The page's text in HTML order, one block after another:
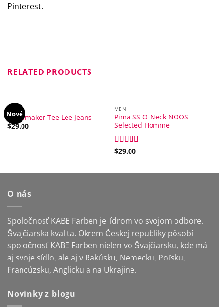
Pinterest.
RELATED PRODUCTS
Nové
MEN
Jeansmaker Tee Lee Jeans
$29.00
MEN
Pima SS O-Neck NOOS
Selected Homme
Rated5.00
$29.00
O nás
Spoločnosť KABE Farben je lídrom vo svojom odbore.
Švajčiarska kvalita. Okrem Českej republiky pôsobí
spoločnosť KABE Farben nielen vo Švajčiarsku, kde má
aj svoje sídlo, ale aj v Rakúsku, Nemecku, Poľsku,
Francúzsku, Anglicku a na Ukrajine.
Novinky z blogu